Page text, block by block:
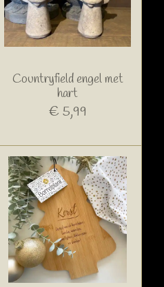
Countryfield engel met
hart
€ 5,99